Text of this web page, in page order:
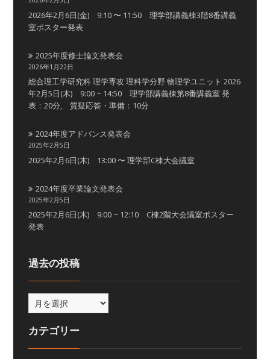
2026年2月6日(金) 9:10 〜 11:50 理学部講義棟3階8番講義
室ポスター発表
2025年度修士論文発表会
2026年1月22日
総合理工学研究科 理学専攻 理科学分野 物理学ユニット 2026
年2月5日(木) 9:00 ~ 14:50 理学部講義棟第8番講義室 発
表：20分, 質疑応答・準備：10分
2024年度アドバンス発表会
2025年2月5日
2025年2月6日(木) 13:00 〜 理学部C棟大会議室
2024年度卒業論文発表会
2025年2月5日
2025年2月6日(木) 9:00 ~ 12:10 C棟2階大会議室ポスター
発表
過去の投稿
カテゴリー